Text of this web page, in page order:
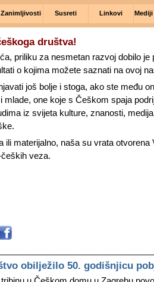
Zanimljivosti Susreti Linkovi Mediji